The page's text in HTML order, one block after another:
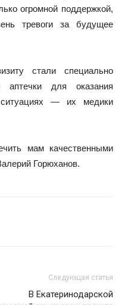
огромной поддержкой,
тревоги за будущее
стали специально
аптечки для оказания
— их медики
мам качественными
Горюханов.
Следующая статья
В Екатеринодарской